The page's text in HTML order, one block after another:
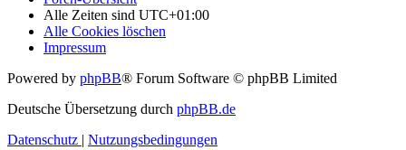
Alle Zeiten sind UTC+01:00
Alle Cookies löschen
Impressum
Powered by phpBB® Forum Software © phpBB Limited
Deutsche Übersetzung durch phpBB.de
Datenschutz | Nutzungsbedingungen